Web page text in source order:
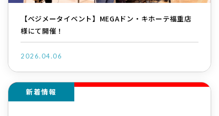
【ベジメータイベント】MEGAドン・キホーテ福重店
様にて開催！
2026.04.06
新着情報